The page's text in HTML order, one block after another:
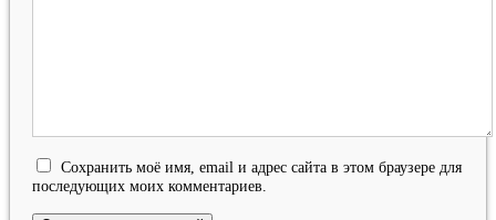
Сохранить моё имя, email и адрес сайта в этом браузере для
последующих моих комментариев.